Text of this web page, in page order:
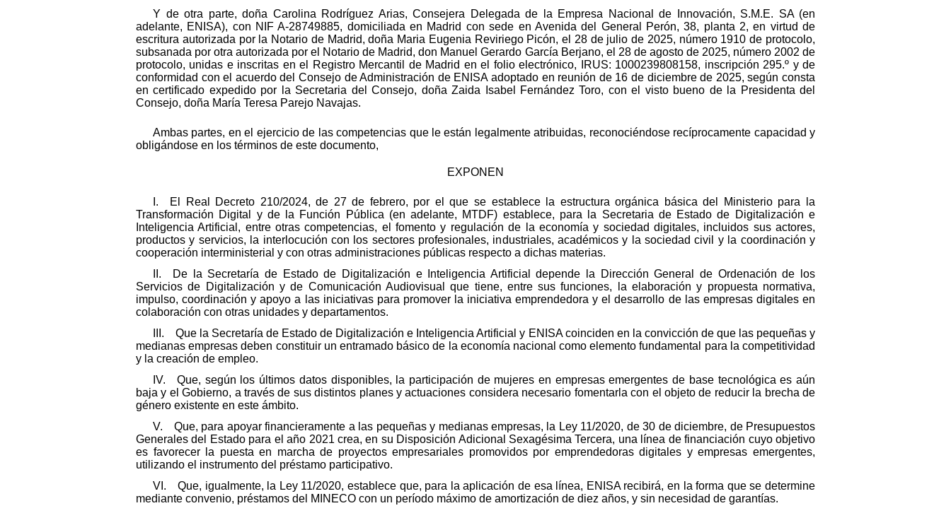
Y de otra parte, doña Carolina Rodríguez Arias, Consejera Delegada de la Empresa Nacional de Innovación, S.M.E. SA (en
adelante, ENISA), con NIF A-28749885, domiciliada en Madrid con sede en Avenida del General Perón, 38, planta 2, en virtud de
escritura autorizada por la Notario de Madrid, doña Maria Eugenia Reviriego Picón, el 28 de julio de 2025, número 1910 de protocolo,
subsanada por otra autorizada por el Notario de Madrid, don Manuel Gerardo García Berjano, el 28 de agosto de 2025, número 2002 de
protocolo, unidas e inscritas en el Registro Mercantil de Madrid en el folio electrónico, IRUS: 1000239808158, inscripción 295.º y de
conformidad con el acuerdo del Consejo de Administración de ENISA adoptado en reunión de 16 de diciembre de 2025, según consta
en certificado expedido por la Secretaria del Consejo, doña Zaida Isabel Fernández Toro, con el visto bueno de la Presidenta del
Consejo, doña María Teresa Parejo Navajas.
Ambas partes, en el ejercicio de las competencias que le están legalmente atribuidas, reconociéndose recíprocamente capacidad y
obligándose en los términos de este documento,
EXPONEN
I. El Real Decreto 210/2024, de 27 de febrero, por el que se establece la estructura orgánica básica del Ministerio para la
Transformación Digital y de la Función Pública (en adelante, MTDF) establece, para la Secretaria de Estado de Digitalización e
Inteligencia Artificial, entre otras competencias, el fomento y regulación de la economía y sociedad digitales, incluidos sus actores,
productos y servicios, la interlocución con los sectores profesionales, industriales, académicos y la sociedad civil y la coordinación y
cooperación interministerial y con otras administraciones públicas respecto a dichas materias.
II. De la Secretaría de Estado de Digitalización e Inteligencia Artificial depende la Dirección General de Ordenación de los
Servicios de Digitalización y de Comunicación Audiovisual que tiene, entre sus funciones, la elaboración y propuesta normativa,
impulso, coordinación y apoyo a las iniciativas para promover la iniciativa emprendedora y el desarrollo de las empresas digitales en
colaboración con otras unidades y departamentos.
III. Que la Secretaría de Estado de Digitalización e Inteligencia Artificial y ENISA coinciden en la convicción de que las pequeñas y
medianas empresas deben constituir un entramado básico de la economía nacional como elemento fundamental para la competitividad
y la creación de empleo.
IV. Que, según los últimos datos disponibles, la participación de mujeres en empresas emergentes de base tecnológica es aún
baja y el Gobierno, a través de sus distintos planes y actuaciones considera necesario fomentarla con el objeto de reducir la brecha de
género existente en este ámbito.
V. Que, para apoyar financieramente a las pequeñas y medianas empresas, la Ley 11/2020, de 30 de diciembre, de Presupuestos
Generales del Estado para el año 2021 crea, en su Disposición Adicional Sexagésima Tercera, una línea de financiación cuyo objetivo
es favorecer la puesta en marcha de proyectos empresariales promovidos por emprendedoras digitales y empresas emergentes,
utilizando el instrumento del préstamo participativo.
VI. Que, igualmente, la Ley 11/2020, establece que, para la aplicación de esa línea, ENISA recibirá, en la forma que se determine
mediante convenio, préstamos del MINECO con un período máximo de amortización de diez años, y sin necesidad de garantías.